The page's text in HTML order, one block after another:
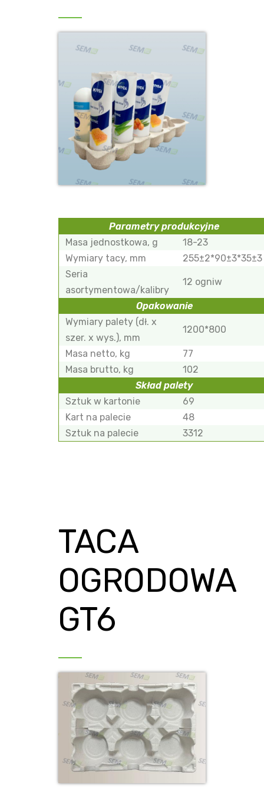
Parametry produkcyjne
Masa jednostkowa, g
18-23
Wymiary tacy, mm
255±2*90±3*35±3
Seria
asortymentowa/kalibry
12 ogniw
Opakowanie
Wymiary palety (dł. x
szer. x wys.), mm
1200*800
Masa netto, kg
77
Masa brutto, kg
102
Skład palety
Sztuk w kartonie
69
Kart na palecie
48
Sztuk na palecie
3312
TACA
OGRODOWA
GT6